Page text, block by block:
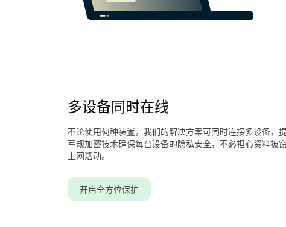
多设备同时在线
不论使用何种装置，我们的解决方案可同时连接多设备，
军规加密技术确保每台设备的隐私安全，不必担心资料被
上网活动。
开启全方位保护